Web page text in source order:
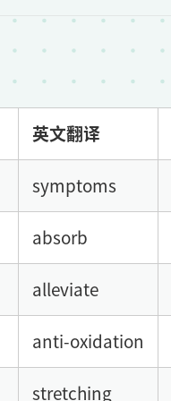
英文翻译
symptoms
absorb
alleviate
anti-oxidation
stretching